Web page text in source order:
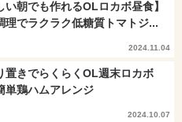
い朝でも作れるOLロカボ昼食】
理でラクラク低糖質トマトジ...
2024.11.04
置きでらくらくOL週末ロカボ
単鶏ハムアレンジ
2024.10.07